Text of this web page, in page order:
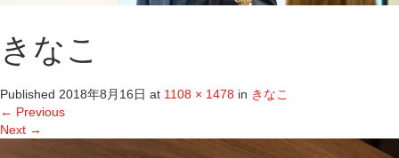
a
n
きなこ
Published 2018年8月16日 at 1108 × 1478 in きなこ
← Previous
Next →